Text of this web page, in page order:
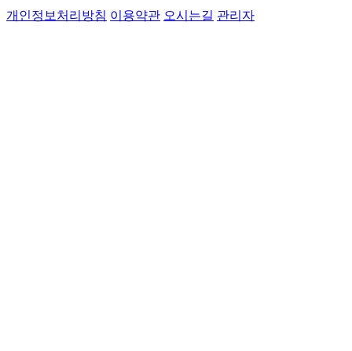
개인정보처리방침 이용약관 오시는길 관리자